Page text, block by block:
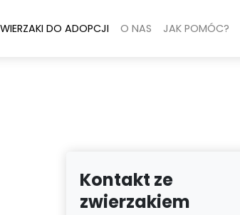
DO ADOPCJI O NAS JAK POMÓC?
Kontakt ze
zwierzakiem